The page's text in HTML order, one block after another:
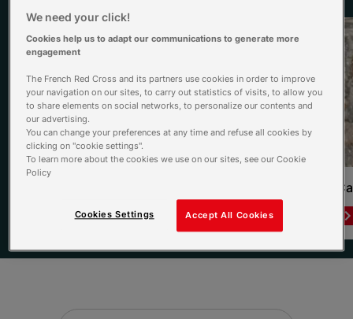
Lire le dossier
Item 1 of 3
We need your click!
Cookies help us to adapt our communications to generate more
engagement
The French Red Cross and its partners use cookies in order to improve
your navigation on our sites, to carry out statistics of visits, to allow you
to share elements on social networks, to personalize our contents and
our advertising.
You can change your preferences at any time and refuse all cookies by
clicking on "cookie settings".
To learn more about the cookies we use on our sites, see our Cookie
Policy
Accept All Cookies
Cookies Settings